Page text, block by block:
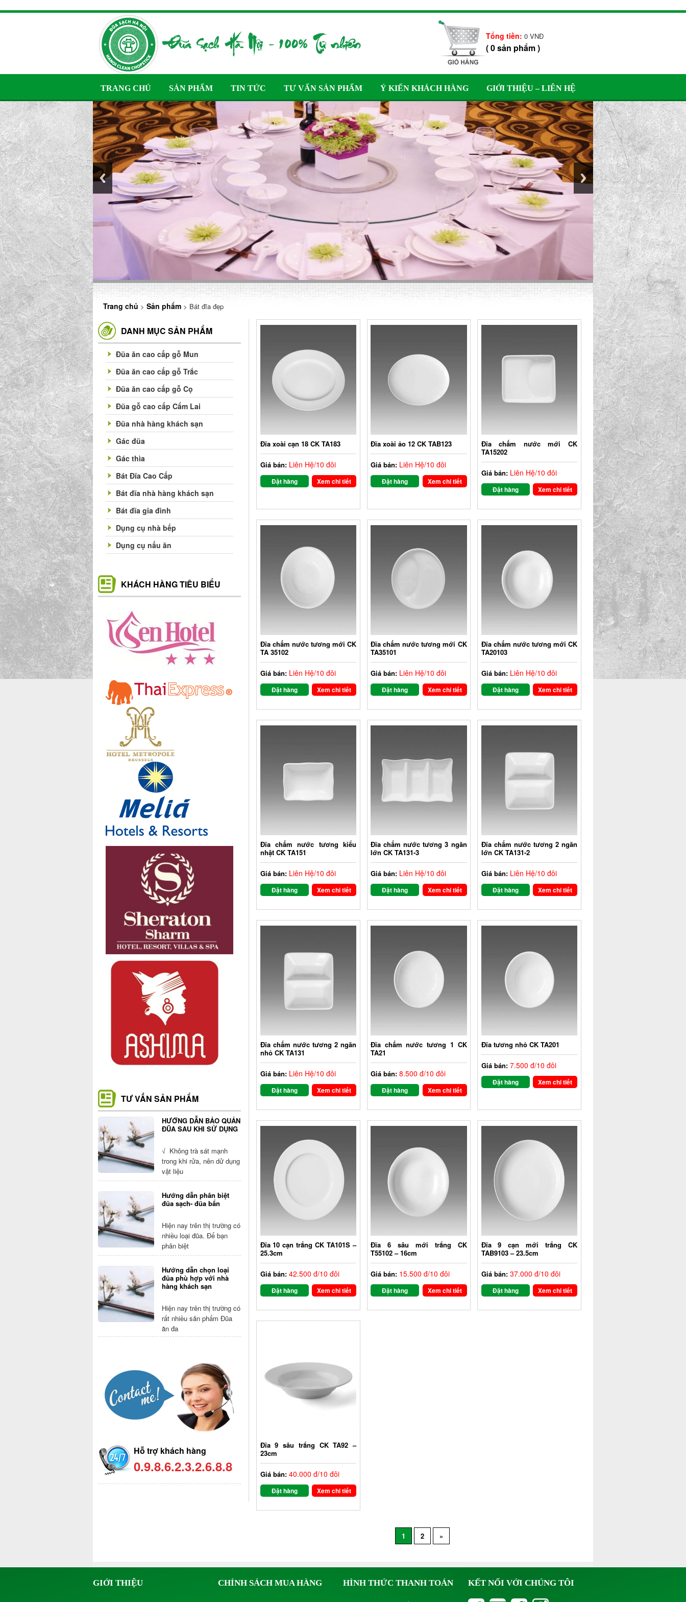
Tổng tiền: 0 VNĐ
(0sản phẩm)
TRANG CHỦ SẢN PHẨM TIN TỨC TƯ VẤN SẢN PHẨM Ý KIẾN KHÁCH HÀNG GIỚI THIỆU – LIÊN HỆ
Trang chủ > Sản phẩm > Bát đĩa đẹp
Đĩa xoài cạn 18 CK TA183
Giá bán: Liên Hệ/10 đôi
Đặt hàng Xem chi tiết
Đĩa xoài ảo 12 CK TAB123
Giá bán: Liên Hệ/10 đôi
Đặt hàng Xem chi tiết
Đĩa chấm nước mới CK
TA15202
Giá bán: Liên Hệ/10 đôi
Đặt hàng Xem chi tiết
Đĩa chấm nước tương mới CK
TA 35102
Giá bán: Liên Hệ/10 đôi
Đặt hàng Xem chi tiết
Đĩa chấm nước tương mới CK
TA35101
Giá bán: Liên Hệ/10 đôi
Đặt hàng Xem chi tiết
Đĩa chấm nước tương mới CK
TA20103
Giá bán: Liên Hệ/10 đôi
Đặt hàng Xem chi tiết
Đĩa chấm nước tương kiểu
nhật CK TA151
Giá bán: Liên Hệ/10 đôi
Đặt hàng Xem chi tiết
Đĩa chấm nước tương 3 ngăn
lớn CK TA131-3
Giá bán: Liên Hệ/10 đôi
Đặt hàng Xem chi tiết
Đĩa chấm nước tương 2 ngăn
lớn CK TA131-2
Giá bán: Liên Hệ/10 đôi
Đặt hàng Xem chi tiết
Đĩa chấm nước tương 2 ngăn
nhỏ CK TA131
Giá bán: Liên Hệ/10 đôi
Đặt hàng Xem chi tiết
Đĩa chấm nước tương 1 CK
TA21
Giá bán: 8.500 đ/10 đôi
Đặt hàng Xem chi tiết
Đĩa tương nhỏ CK TA201
Giá bán: 7.500 đ/10 đôi
Đặt hàng Xem chi tiết
Đĩa 10 cạn trắng CK TA101S –
25.3cm
Giá bán: 42.500 đ/10 đôi
Đặt hàng Xem chi tiết
Đĩa 6 sâu mới trắng CK
T55102 – 16cm
Giá bán: 15.500 đ/10 đôi
Đặt hàng Xem chi tiết
Đĩa 9 cạn mới trắng CK
TAB9103 – 23.5cm
Giá bán: 37.000 đ/10 đôi
Đặt hàng Xem chi tiết
Đĩa 9 sâu trắng CK TA92 –
23cm
Giá bán: 40.000 đ/10 đôi
Đặt hàng Xem chi tiết
1 2 »
DANH MỤC SẢN PHẨM
Đũa ăn cao cấp gỗ Mun
Đũa ăn cao cấp gỗ Trắc
Đũa ăn cao cấp gỗ Cọ
Đũa gỗ cao cấp Cẩm Lai
Đũa nhà hàng khách sạn
Gác đũa
Gác thìa
Bát Đĩa Cao Cấp
Bát đĩa nhà hàng khách sạn
Bát đĩa gia đình
Dụng cụ nhà bếp
Dụng cụ nấu ăn
KHÁCH HÀNG TIÊU BIỂU
TƯ VẤN SẢN PHẨM
HƯỚNG DẪN BẢO QUẢN
ĐŨA SAU KHI SỬ DỤNG
√ Không trà sát mạnh
trong khi rửa, nên dử dụng
vật liệu
Hướng dẫn phân biệt
đũa sạch- đũa bẩn
Hiện nay trên thị trường có
nhiều loại đũa. Để bạn
phân biệt
Hướng dẫn chọn loại
đũa phù hợp với nhà
hàng khách sạn
Hiện nay trên thị trường có
rất nhiều sản phẩm Đũa
ăn đa
Hỗ trợ khách hàng
0.9.8.6.2.3.2.6.8.8
GIỚI THIỆU CHÍNH SÁCH MUA HÀNG HÌNH THỨC THANH TOÁN KẾT NỐI VỚI CHÚNG TÔI